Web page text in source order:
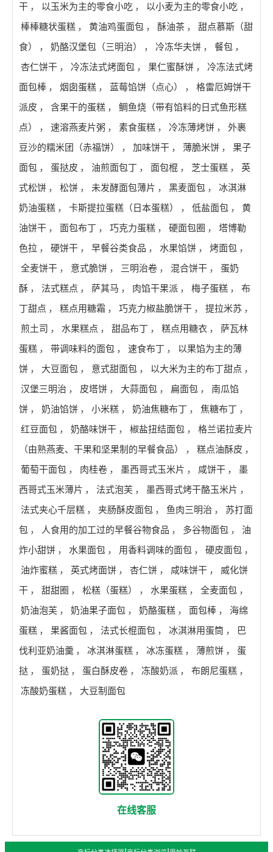
干 ， 以玉米为主的零食小吃 ， 以小麦为主的零食小吃 ，
棒棒糖状蛋糕 ， 黄油鸡蛋面包 ， 酥油茶 ，
甜点慕斯（甜
食）
， 奶酪汉堡包（三明治） ， 冷冻华夫饼 ， 餐包 ，
杏仁饼干 ， 冷冻法式烤面包 ， 果仁蜜酥饼 ，
冷冻法式烤
面包棒 ， 烟囱蛋糕 ， 蓝莓馅饼（点心） ，
格雷厄姆饼干
派皮 ， 含果干的蛋糕 ，
鲷鱼烧（带有馅料的日式鱼形糕
点）
， 速溶燕麦片粥 ， 素食蛋糕 ， 冷冻薄烤饼 ，
外裹
豆沙的糯米团（赤福饼）
， 加味饼干 ， 薄脆米饼 ，
果子
面包 ， 蛋挞皮 ， 油煎面包丁 ， 面包棍 ， 芝士蛋糕 ，
英
式松饼 ， 松饼 ， 未发酵面包薄片 ， 黑麦面包 ，
冰淇淋
奶油蛋糕 ， 卡斯提拉蛋糕（日本蛋糕） ， 低盐面包 ，
黄
油饼干 ， 面包布丁 ， 巧克力蛋糕 ， 硬面包圈 ，
塔博勒
色拉 ， 硬饼干 ， 早餐谷类食品 ， 水果馅饼 ， 烤面包 ，
全麦饼干 ， 意式脆饼 ， 三明治卷 ， 混合饼干 ，
蛋奶
酥 ， 法式糕点 ， 萨其马 ， 肉馅干果派 ， 梅子蛋糕 ，
布
丁甜点 ， 糕点用糖霜 ， 巧克力椒盐脆饼干 ， 提拉米苏 ，
煎土司 ， 水果糕点 ， 甜品布丁 ， 糕点用糖衣 ，
萨瓦林
蛋糕 ， 带调味料的面包 ， 速食布丁 ，
以果馅为主的薄
饼 ， 大豆面包 ， 意式甜面包 ， 以大米为主的布丁甜点 ，
汉堡三明治 ， 皮塔饼 ， 大蒜面包 ， 扁面包 ，
南瓜馅
饼 ， 奶油馅饼 ， 小米糕 ， 奶油焦糖布丁 ， 焦糖布丁 ，
红豆面包 ， 奶酪味饼干 ， 椒盐扭结面包 ，
格兰诺拉麦片
（由熟燕麦、干果和坚果制的早餐食品）
， 糕点油酥皮 ，
葡萄干面包 ， 肉桂卷 ， 墨西哥式玉米片 ， 咸饼干 ，
墨
西哥式玉米薄片 ， 法式泡芙 ， 墨西哥式烤干酪玉米片 ，
法式夹心千层糕 ， 夹肠酥皮面包 ， 鱼肉三明治 ，
苏打面
包 ， 人食用的加工过的早餐谷物食品 ， 多谷物面包 ，
油
炸小甜饼 ， 水果面包 ， 用香料调味的面包 ， 硬皮面包 ，
油炸蜜糕 ， 英式烤面饼 ， 杏仁饼 ， 咸味饼干 ，
威化饼
干 ， 甜甜圈 ， 松糕（蛋糕） ， 水果蛋糕 ， 全麦面包 ，
奶油泡芙 ， 奶油果子面包 ， 奶酪蛋糕 ， 面包棒 ，
海绵
蛋糕 ， 果酱面包 ， 法式长棍面包 ， 冰淇淋用蛋筒 ，
巴
伐利亚奶油羹 ， 冰淇淋蛋糕 ， 冰冻蛋糕 ， 薄煎饼 ，
蛋
挞 ， 蛋奶挞 ， 蛋白酥皮卷 ， 冻酸奶派 ， 布朗尼蛋糕 ，
冻酸奶蛋糕 ， 大豆制面包
在线客服